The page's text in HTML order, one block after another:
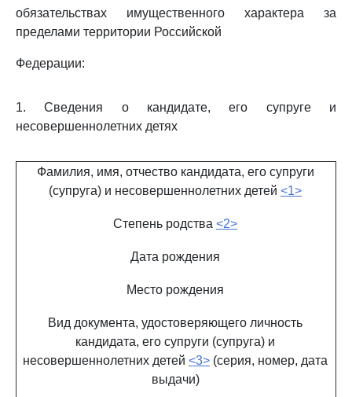
обязательствах имущественного характера за
пределами территории Российской
Федерации:
1. Сведения о кандидате, его супруге и
несовершеннолетних детях
Фамилия, имя, отчество кандидата, его супруги
(супруга) и несовершеннолетних детей <1>
Степень родства <2>
Дата рождения
Место рождения
Вид документа, удостоверяющего личность
кандидата, его супруги (супруга) и
несовершеннолетних детей <3> (серия, номер, дата
выдачи)